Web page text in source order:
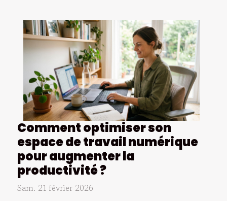
Comment optimiser son
espace de travail numérique
pour augmenter la
productivité ?
Sam. 21 février 2026